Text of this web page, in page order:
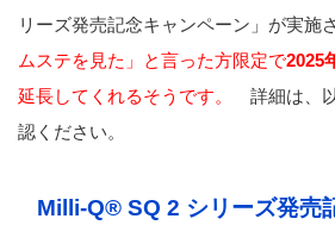
リーズ発売記念キャンペーン」が実施
ムステを見た」と言った方限定で2025
延長してくれるそうです。 詳細は、
認ください。
Milli-Q® SQ 2 シリーズ発売